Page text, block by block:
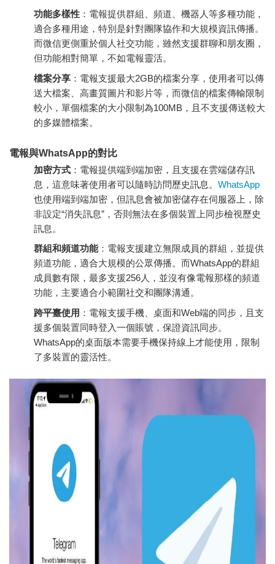
功能多樣性 ：電報提供群組、頻道、機器人等多種功能，
適合多種用途，特別是針對團隊協作和大規模資訊傳播。
而微信更側重於個人社交功能，雖然支援群聊和朋友圈，
但功能相對簡單，不如電報靈活。
檔案分享 ：電報支援最大2GB的檔案分享，使用者可以傳
送大檔案、高畫質圖片和影片等，而微信的檔案傳輸限制
較小，單個檔案的大小限制為100MB，且不支援傳送較大
的多媒體檔案。
電報與WhatsApp的對比
加密方式 ：電報提供端到端加密，且支援在雲端儲存訊
息，這意味著使用者可以隨時訪問歷史訊息。 WhatsApp
也使用端到端加密，但訊息會被加密儲存在伺服器上，除
非設定“消失訊息”，否則無法在多個裝置上同步檢視歷史
訊息。
群組和頻道功能：電報支援建立無限成員的群組，並提供
頻道功能，適合大規模的公眾傳播。而WhatsApp的群組
成員數有限，最多支援256人，並沒有像電報那樣的頻道
功能，主要適合小範圍社交和團隊溝通。
跨平臺使用 ：電報支援手機、桌面和Web端的同步，且支
援多個裝置同時登入一個賬號，保證資訊同步。
WhatsApp的桌面版本需要手機保持線上才能使用，限制
了多裝置的靈活性。